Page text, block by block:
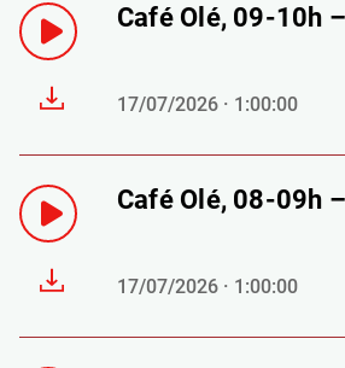
Café Olé, 09-10h
17/07/2026 · 1:00:00
Café Olé, 08-09h
17/07/2026 · 1:00:00